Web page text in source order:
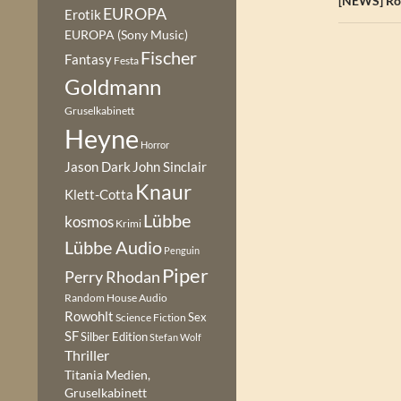
Erotik EUROPA
EUROPA (Sony Music)
Fantasy Festa Fischer
Goldmann
Gruselkabinett
Heyne Horror
Jason Dark John Sinclair
Klett-Cotta Knaur
kosmos Krimi Lübbe
Lübbe Audio Penguin
Perry Rhodan Piper
Random House Audio
Rowohlt Science Fiction Sex
SFSilber EditionStefan Wolf
Thriller
Titania Medien,
Gruselkabinett